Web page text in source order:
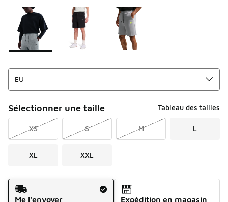
Page 1 sur 1 affichant 1 à 3 des 3 couleurs.
Merci de sélectionner un style*
Sélectionner une taille Tableau des tailles
XS S M L
XL XXL
Mode d'expédition
Me l'envoyer
Expédition en magasin